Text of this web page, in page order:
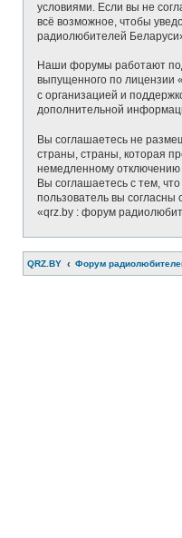
условиями. Если вы не
всё возможное, чтобы
радиолюбителей
Наши форумы работают
выпущенного по лицензии «
с организацией и
дополнительной
Вы соглашаетесь не
страны, страны, которая
немедленному отключению
Вы соглашаетесь с тем,
пользователь вы
«qrz.by : форум
QRZ.BY Форум